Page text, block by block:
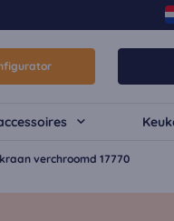
verchroomd 17770